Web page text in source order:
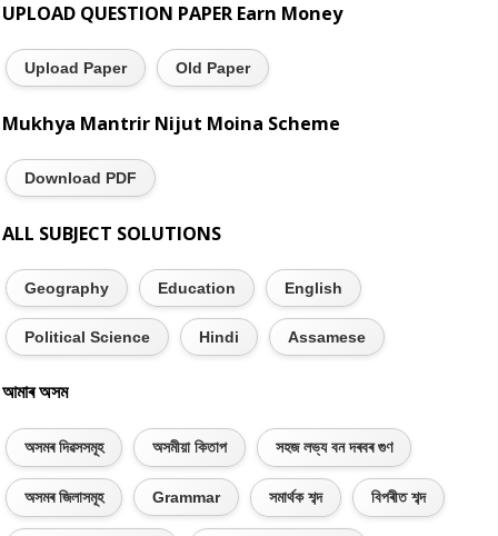
UPLOAD QUESTION PAPER Earn Money
Upload Paper Old Paper
Mukhya Mantrir Nijut Moina Scheme
Download PDF
ALL SUBJECT SOLUTIONS
Geography Education English
Political Science Hindi Assamese
আমাৰ অসম
অসমৰ দিৱসসমূহ অসমীয়া কিতাপ সহজ লভ্য বন দৰবৰ গুণ
অসমৰ জিলাসমূহ Grammar সমাৰ্থক শব্দ বিপৰীত শব্দ